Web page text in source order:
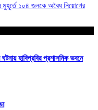
মুহূর্তে ১০৪ জনকে অবৈধ নিয়োগের
হাবিপ্রবির প্রশাসনিক ভবনে